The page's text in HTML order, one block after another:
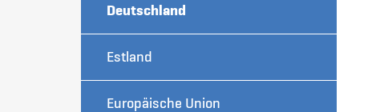
Deutschland
Estland
Europäische Union